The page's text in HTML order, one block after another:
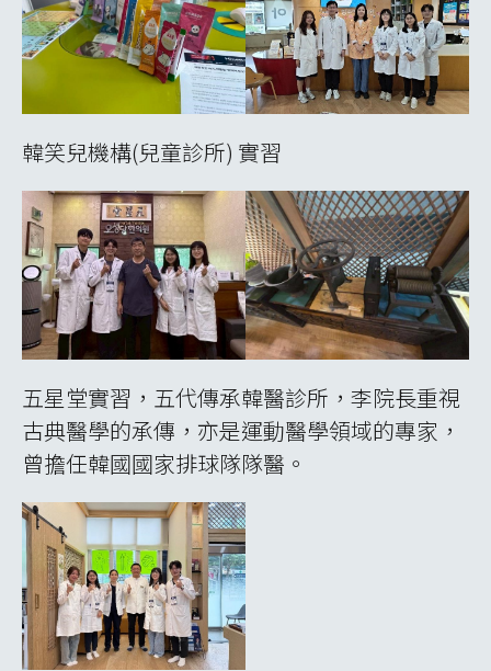
韓笑兒機構(兒童診所) 實習
五星堂實習，五代傳承韓醫診所，李院長重視
古典醫學的承傳，亦是運動醫學領域的專家，
曾擔任韓國國家排球隊隊醫。